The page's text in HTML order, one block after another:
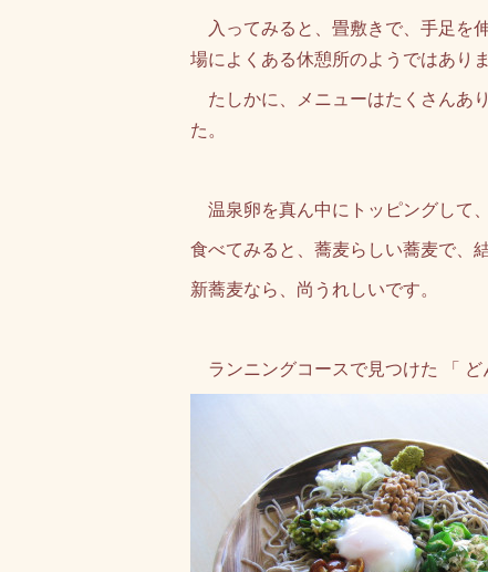
入ってみると、畳敷きで、手足を
場によくある休憩所のようではありま
たしかに、メニューはたくさんあり
た。
温泉卵を真ん中にトッピングして
食べてみると、蕎麦らしい蕎麦で、
新蕎麦なら、尚うれしいです。
ランニングコースで見つけた 「 ど